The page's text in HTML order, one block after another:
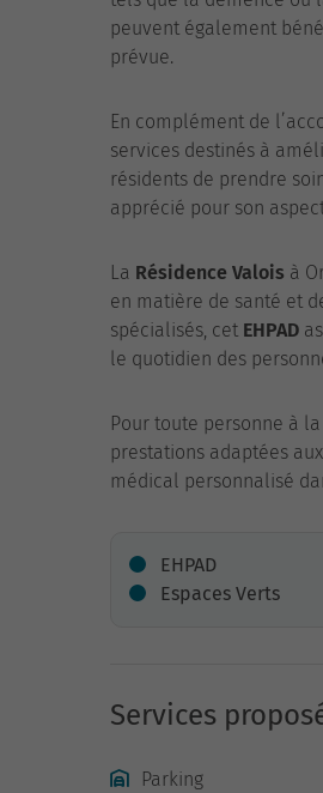
peuvent également
prévue.
En complément de
services destinés à
résidents de prendre
apprécié pour son
La Résidence Valois à
en matière de santé et
spécialisés, cet EHPAD
le quotidien des
Pour toute personne à
prestations adaptées
médical personnalisé
EHPAD
Espaces Verts
Services
Parking